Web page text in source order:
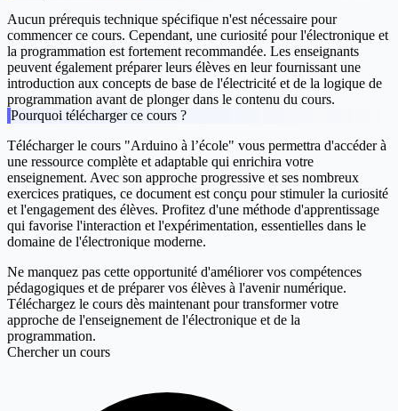
Aucun prérequis technique spécifique n'est nécessaire pour
commencer ce cours. Cependant, une curiosité pour l'électronique et
la programmation est fortement recommandée. Les enseignants
peuvent également préparer leurs élèves en leur fournissant une
introduction aux concepts de base de l'électricité et de la logique de
programmation avant de plonger dans le contenu du cours.
Pourquoi télécharger ce cours ?
Télécharger le cours "Arduino à l’école" vous permettra d'accéder à
une ressource complète et adaptable qui enrichira votre
enseignement. Avec son approche progressive et ses nombreux
exercices pratiques, ce document est conçu pour stimuler la curiosité
et l'engagement des élèves. Profitez d'une méthode d'apprentissage
qui favorise l'interaction et l'expérimentation, essentielles dans le
domaine de l'électronique moderne.
Ne manquez pas cette opportunité d'améliorer vos compétences
pédagogiques et de préparer vos élèves à l'avenir numérique.
Téléchargez le cours dès maintenant pour transformer votre
approche de l'enseignement de l'électronique et de la
programmation.
Chercher un cours